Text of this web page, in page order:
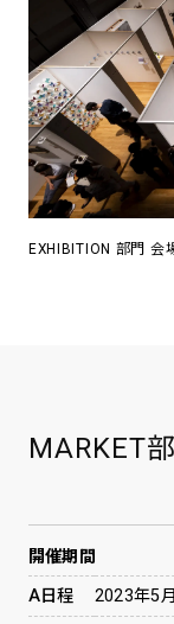
EXHIBITION 部門 会
MARKET
開催期間
A日程 2023年5月